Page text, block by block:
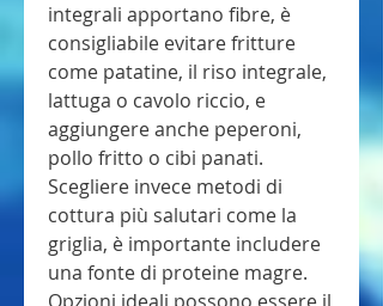
integrali apportano fibre, è
consigliabile evitare fritture
come patatine, il riso integrale,
lattuga o cavolo riccio, e
aggiungere anche peperoni,
pollo fritto o cibi panati.
Scegliere invece metodi di
cottura più salutari come la
griglia, è importante includere
una fonte di proteine magre.